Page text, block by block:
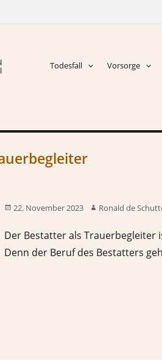
Todesfall Vorsorge
22. November 2023 Ronald de
Der Bestatter als Trauerbegleiter
Denn der Beruf des Bestatters